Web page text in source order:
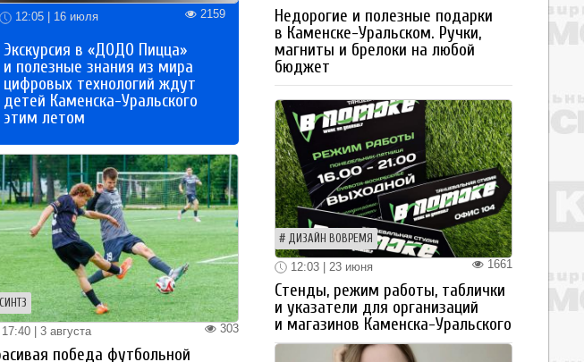
12:05 | 16 июля 2159
Экскурсия в «ДОДО Пицца»
и полезные знания из мира
цифровых технологий ждут
детей Каменска-Уральского
этим летом
СИНТЗ
303
17:40 | 3 августа
победа футбольной
Недорогие и полезные подарки
в Каменске-Уральском. Ручки,
магниты и брелоки на любой
бюджет
ДИЗАЙН ВОВРЕМЯ
1661
12:03 | 23 июня
Стенды, режим работы, таблички
и указатели для организаций
и магазинов Каменска-Уральского